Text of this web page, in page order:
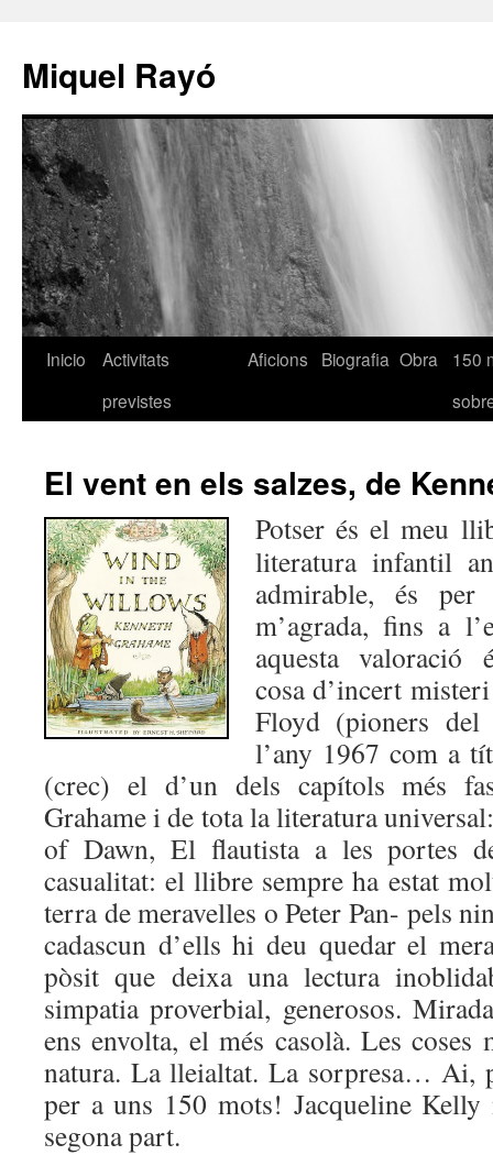
Miquel Rayó
Inicio
Activitats
previstes
Aficions Biografia Obra
150
El vent en els salzes, de
Potser és el meu
literatura infantil
admirable, és
m’agrada, fins a
aquesta valoració
cosa d’incert
Floyd (pioners del
l’any 1967 com a
(crec) el d’un dels capítols més
Grahame i de tota la literatura
of Dawn, El flautista a les portes
casualitat: el llibre sempre ha estat
terra de meravelles o Peter Pan- pels
cadascun d’ells hi deu quedar el
pòsit que deixa una lectura
simpatia proverbial, generosos.
ens envolta, el més casolà. Les coses
natura. La lleialtat. La sorpresa… Ai,
per a uns 150 mots! Jacqueline Kelly
segona part.